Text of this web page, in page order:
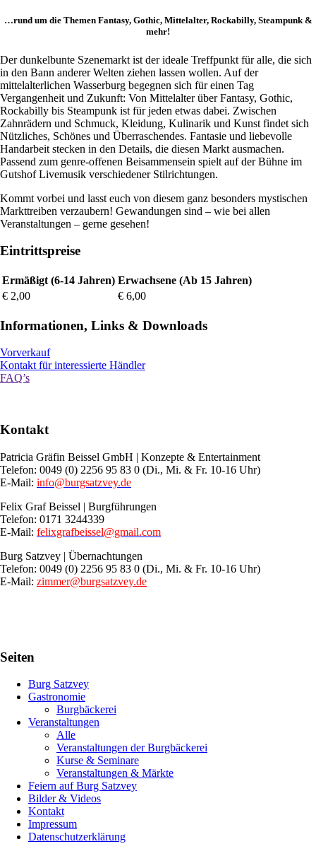
…rund um die Themen Fantasy, Gothic, Mittelalter, Rockabilly, Steampunk &
mehr!
Der dunkelbunte Szenemarkt ist der ideale Treffpunkt für alle, die sich
in den Bann anderer Welten ziehen lassen wollen. Auf der
mittelalterlichen Wasserburg begegnen sich für einen Tag
Vergangenheit und Zukunft: Von Mittelalter über Fantasy, Gothic,
Rockabilly bis Steampunk ist für jeden etwas dabei. Zwischen
Zahnrädern und Schmuck, Kleidung, Kulinarik und Kunst findet sich
Nützliches, Schönes und Überraschendes. Fantasie und liebevolle
Handarbeit stecken in den Details, die diesen Markt ausmachen.
Passend zum genre-offenen Beisammensein spielt auf der Bühne im
Gutshof Livemusik verschiedener Stilrichtungen.
Kommt vorbei und lasst euch von diesem ganz besonders mystischen
Markttreiben verzaubern! Gewandungen sind – wie bei allen
Veranstaltungen – gerne gesehen!
Eintrittspreise
Ermäßigt (6-14 Jahren) Erwachsene (Ab 15 Jahren)
€ 2,00
€ 6,00
Informationen, Links & Downloads
Vorverkauf
Kontakt für interessierte Händler
FAQ’s
Kontakt
Patricia Gräfin Beissel GmbH | Konzepte & Entertainment
Telefon: 0049 (0) 2256 95 83 0 (Di., Mi. & Fr. 10-16 Uhr)
E-Mail: info@burgsatzvey.de
Felix Graf Beissel | Burgführungen
Telefon: 0171 3244339
E-Mail: felixgrafbeissel@gmail.com
Burg Satzvey | Übernachtungen
Telefon: 0049 (0) 2256 95 83 0 (Di., Mi. & Fr. 10-16 Uhr)
E-Mail: zimmer@burgsatzvey.de
Seiten
Burg Satzvey
Gastronomie
Burgbäckerei
Veranstaltungen
Alle
Veranstaltungen der Burgbäckerei
Kurse & Seminare
Veranstaltungen & Märkte
Feiern auf Burg Satzvey
Bilder & Videos
Kontakt
Impressum
Datenschutzerklärung